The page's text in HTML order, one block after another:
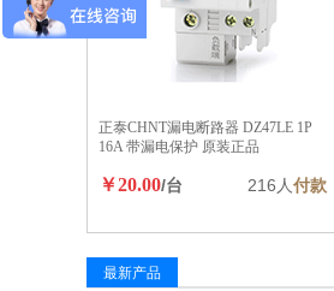
正泰CHNT漏电断路器 DZ47LE 1P
16A 带漏电保护 原装正品
￥20.00/台 216人付款
最新产品